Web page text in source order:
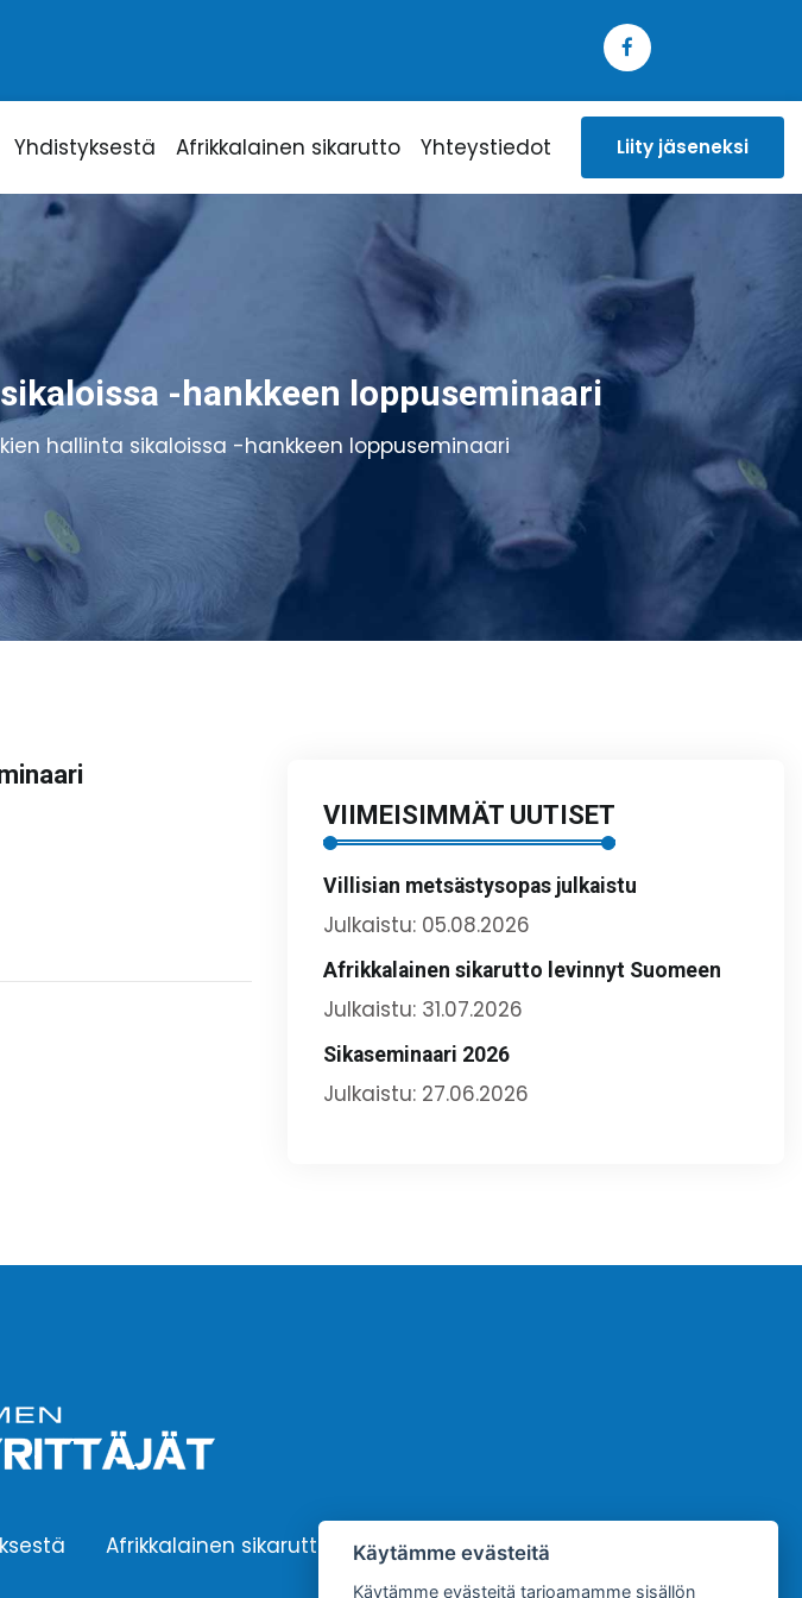
Yhdistyksestä Afrikkalainen sikarutto Yhteystiedot Liity jäseneksi
-hankkeen loppuseminaari
hallinta sikaloissa -hankkeen loppuseminaari
VIIMEISIMMÄT UUTISET
Villisian metsästysopas julkaistu
Julkaistu: 05.08.2026
Afrikkalainen sikarutto levinnyt Suomeen
Julkaistu: 31.07.2026
Sikaseminaari 2026
Julkaistu: 27.06.2026
Afrikkalainen sikarutto Yhteystiedot
Käytämme evästeitä
Käytämme evästeitä tarjoamamme sisällön